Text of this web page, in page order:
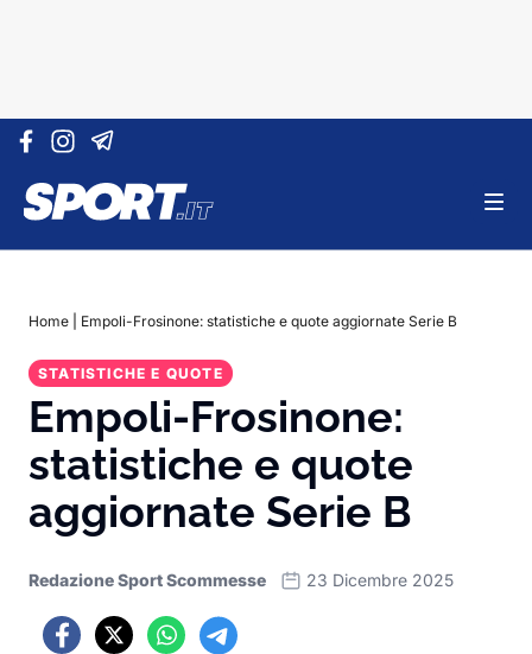
Vai al contenuto
Home Empoli-Frosinone: statistiche e quote aggiornate Serie B
STATISTICHE E QUOTE
Empoli-Frosinone:
statistiche e quote
aggiornate Serie B
Redazione Sport Scommesse 23 Dicembre 2025